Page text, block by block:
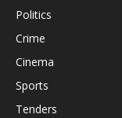
Politics
Crime
Cinema
Sports
Tenders